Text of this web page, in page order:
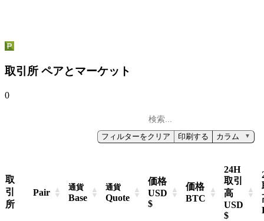
取引所 ペアとマーケット
0
フィルターをクリア 印刷する カラム ▼
取
引
所
Pair
通貨
Base
通貨
Quote
価格
USD
$
価格
BTC
24H
取引
高
USD
$